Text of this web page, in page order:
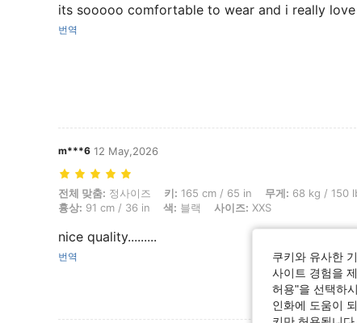
its sooooo comfortable to wear and i really
번역
m***6 12 May,2026
전체 맞춤: 정사이즈, 키: 165 cm / 65 in, 무게: 68 kg / 150 lbs, 엉덩
전체 맞춤: 정사이즈 키: 165 cm / 65 in 무게: 68 kg / 150
흉상: 91 cm / 36 in 색: 블랙 사이즈: XXS
nice quality.........
번역
쿠키와 유사한
사이트 경험을
허용"을 선택하
인화에 도움이